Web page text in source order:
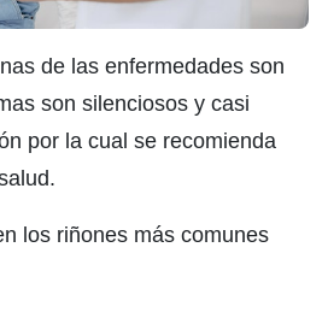
de las enfermedades son
son silenciosos y casi
por la cual se recomienda
los riñones más comunes